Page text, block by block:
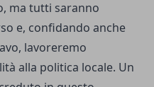
ma tutti saranno
e, confidando anche
lavoreremo
alla politica locale. Un